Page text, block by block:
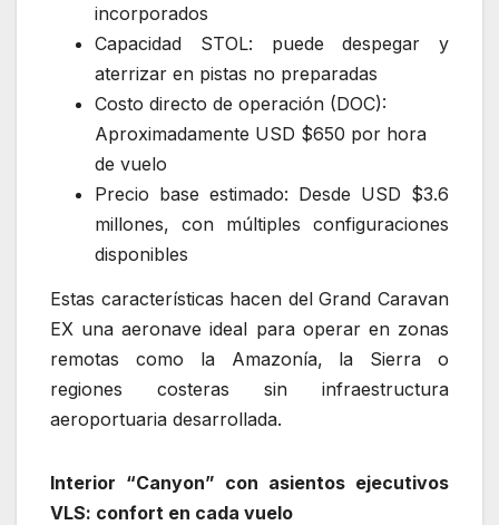
incorporados
Capacidad STOL: puede despegar y
aterrizar en pistas no preparadas
Costo directo de operación (DOC):
Aproximadamente USD $650 por hora
de vuelo
Precio base estimado: Desde USD $3.6
millones, con múltiples configuraciones
disponibles
Estas características hacen del Grand Caravan
EX una aeronave ideal para operar en zonas
remotas como la Amazonía, la Sierra o
regiones costeras sin infraestructura
aeroportuaria desarrollada.
Interior “Canyon” con asientos ejecutivos
VLS: confort en cada vuelo